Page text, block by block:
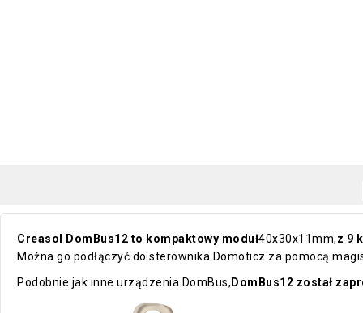
Creasol DomBus12 to kompaktowy moduł40x30x11mm,z 9
Można go podłączyć do sterownika Domoticz za pomocą
Podobnie jak inne urządzenia DomBus, DomBus12 został